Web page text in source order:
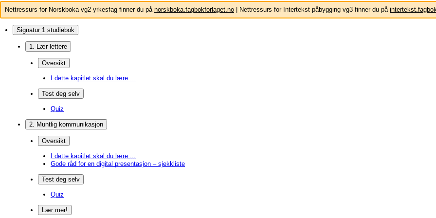
Nettressurs for Norskboka vg2 yrkesfag finner du på norskboka.fagbokforlaget.no | Nettressurs for Intertekst påbygging vg3 finner du på
Signatur 1 studiebok
1. Lær lettere
Oversikt
I dette kapitlet skal du lære ...
Test deg selv
Quiz
2. Muntlig kommunikasjon
Oversikt
I dette kapitlet skal du lære ...
Gode råd for en digital presentasjon – sjekkliste
Test deg selv
Quiz
Lær mer!